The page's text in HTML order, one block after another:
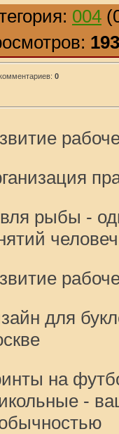
004
193
0
рыбы -
для
на
-